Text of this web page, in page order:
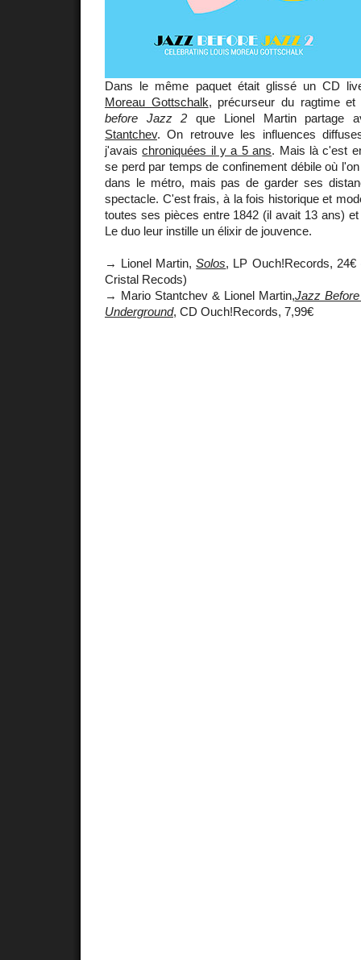
Dans le même paquet était glissé un CD
Moreau Gottschalk, précurseur du ragtime
before Jazz 2 que Lionel Martin partage
Stantchev. On retrouve les influences
j'avaischroniquées il y a 5 ans. Mais là c'est
se perd par temps de confinement débile où
dans le métro, mais pas de garder ses
spectacle. C'est frais, à la fois historique et
toutes ses pièces entre 1842 (il avait 13 ans)
Le duo leur instille un élixir de jouvence.
→ Lionel Martin,Solos, LP Ouch!Records,
Cristal Recods)
→ Mario Stantchev & Lionel Martin,Jazz
Underground, CD Ouch!Records, 7,99€